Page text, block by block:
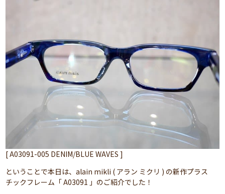
[ A03091-005 DENIM/BLUE WAVES ]
ということで本日は、alain mikli ( アラン ミクリ ) の新作プラス
チックフレーム「 A03091 」のご紹介でした！